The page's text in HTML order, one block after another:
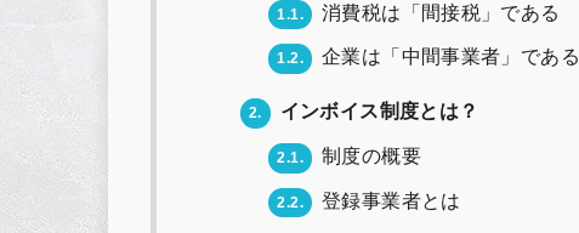
1.1. 消費税は「間接税」である
1.2. 企業は「中間事業者」である
2. インボイス制度とは？
2.1. 制度の概要
2.2. 登録事業者とは